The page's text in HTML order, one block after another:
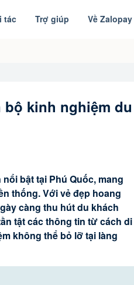
tác Trợ giúp Về Zalopay
bộ kinh nghiệm du
bật tại Phú Quốc, mang
thống. Với vẻ đẹp hoang
càng thu hút du khách
tật các thông tin từ cách di
không thể bỏ lỡ tại làng